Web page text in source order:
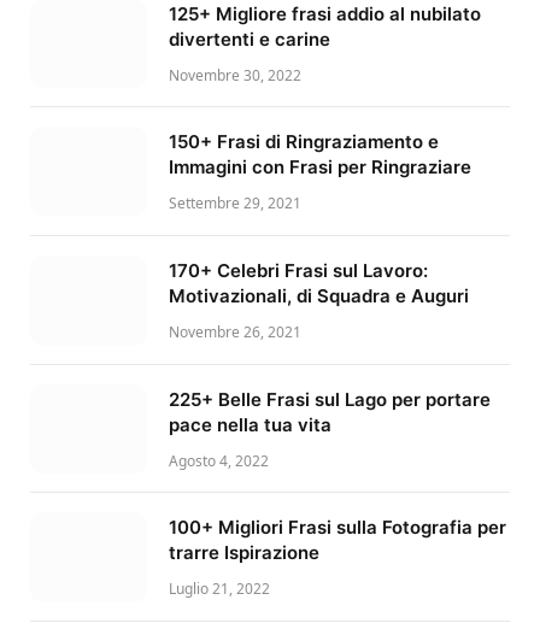
125+ Migliore frasi addio al nubilato
divertenti e carine
Novembre 30, 2022
150+ Frasi di Ringraziamento e
Immagini con Frasi per Ringraziare
Settembre 29, 2021
170+ Celebri Frasi sul Lavoro:
Motivazionali, di Squadra e Auguri
Novembre 26, 2021
225+ Belle Frasi sul Lago per portare
pace nella tua vita
Agosto 4, 2022
100+ Migliori Frasi sulla Fotografia per
trarre Ispirazione
Luglio 21, 2022